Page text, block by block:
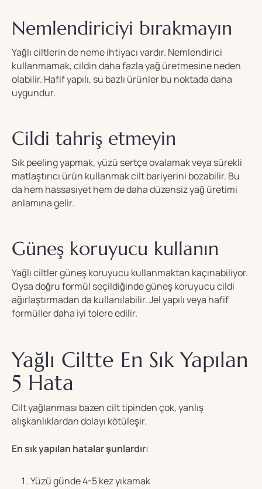
Nemlendiriciyi bırakmayın
Yağlı ciltlerin de neme ihtiyacı vardır. Nemlendirici
kullanmamak, cildin daha fazla yağ üretmesine neden
olabilir. Hafif yapılı, su bazlı ürünler bu noktada daha
uygundur.
Cildi tahriş etmeyin
Sık peeling yapmak, yüzü sertçe ovalamak veya sürekli
matlaştırıcı ürün kullanmak cilt bariyerini bozabilir. Bu
da hem hassasiyet hem de daha düzensiz yağ üretimi
anlamına gelir.
Güneş koruyucu kullanın
Yağlı ciltler güneş koruyucu kullanmaktan kaçınabiliyor.
Oysa doğru formül seçildiğinde güneş koruyucu cildi
ağırlaştırmadan da kullanılabilir. Jel yapılı veya hafif
formüller daha iyi tolere edilir.
Yağlı Ciltte En Sık Yapılan
5 Hata
Cilt yağlanması bazen cilt tipinden çok, yanlış
alışkanlıklardan dolayı kötüleşir.
En sık yapılan hatalar şunlardır:
Yüzü günde 4-5 kez yıkamak